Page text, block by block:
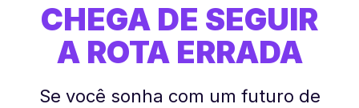
CHEGA DE SEGUIR
A ROTA ERRADA
Se você sonha com um futuro de